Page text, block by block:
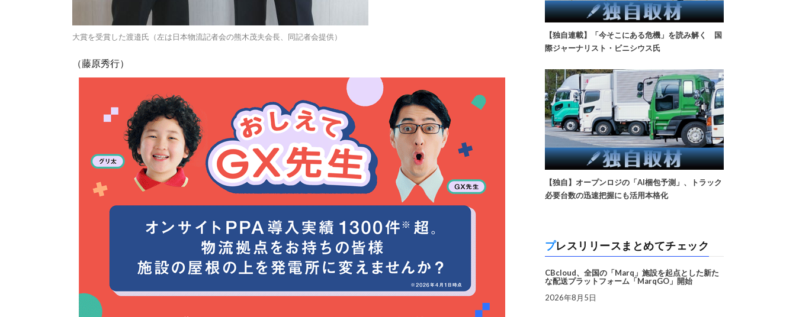
大賞を受賞した渡邉氏（左は日本物流記者会の熊木茂夫会長、同記者会提供）
（藤原秀行）
【独自連載】「今そこにある危機」を読み解く 国
際ジャーナリスト・ビニシウス氏
【独自】オープンロジの「AI梱包予測」、トラック
必要台数の迅速把握にも活用本格化
プレスリリースまとめてチェック
CBcloud、全国の「Marq」施設を起点とした新た
な配送プラットフォーム「MarqGO」開始
2026年8月5日